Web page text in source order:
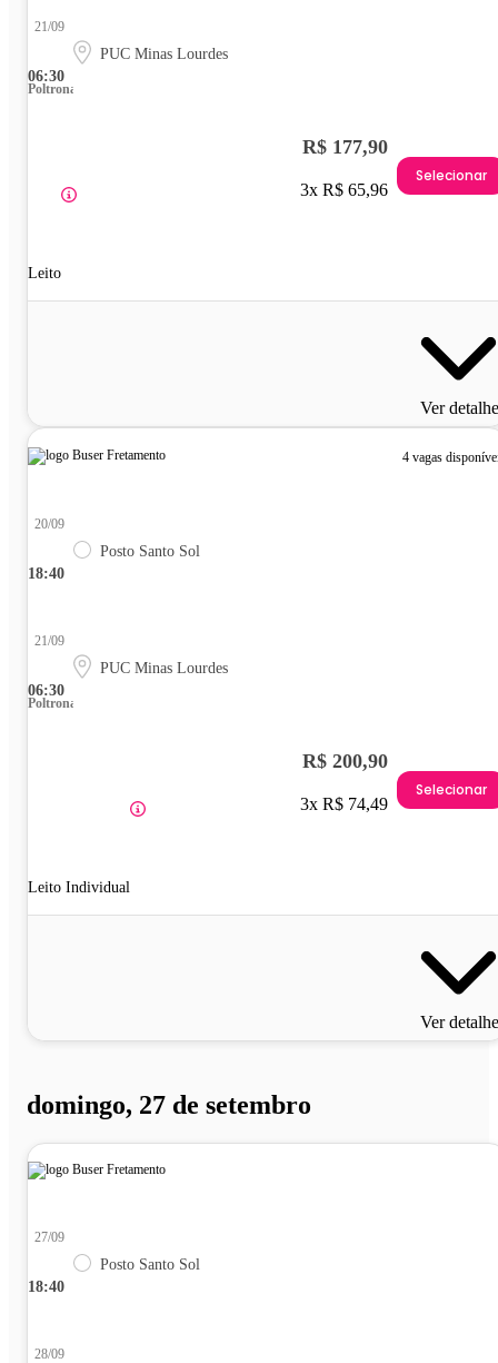
06:30
21/09
PUC Minas Lourdes
Poltrona
Leito
R$ 177,90
3x R$ 65,96
Selecionar
Ver
4 vagas
18:40
20/09
Posto Santo Sol
06:30
21/09
PUC Minas Lourdes
Poltrona
Leito Individual
R$ 200,90
3x R$ 74,49
Selecionar
Ver
domingo, 27 de setembro
18:40
27/09
Posto Santo Sol
28/09